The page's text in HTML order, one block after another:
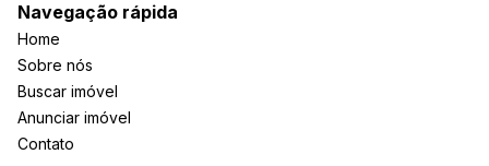
Navegação rápida
Home
Sobre nós
Buscar imóvel
Anunciar imóvel
Contato